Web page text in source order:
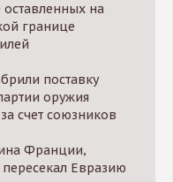
на
границе
поставку
оружия
счет союзников
Франции,
Евразию